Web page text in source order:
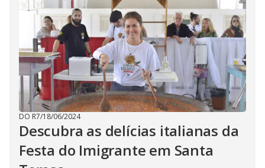
DO R7/18/06/2024
Descubra as delícias italianas da
Festa do Imigrante em Santa